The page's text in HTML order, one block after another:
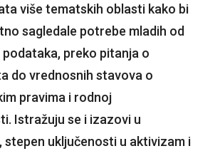
više tematskih oblasti kako bi
sagledale potrebe mladih od
preko pitanja o
do vrednosnih stavova o
pravima i rodnoj
Istražuju se i izazovi u
stepen uključenosti u aktivizam i